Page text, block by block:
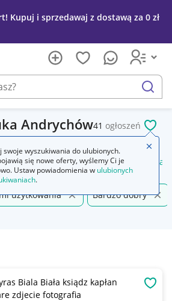
Kupuj i sprzedawaj z dostawą za 0 zł
szukaj
Andrychów41 ogłoszeń
ścienna język polski 1 sztuka
użytkowania Bardzo dobry
Biala Biała ksiądz kapłan
zdjecie fotografia
swoje wyszukiwania do ulubionych.
się nowe oferty, wyślemy Ci je
Ustaw powiadomienia w ulubionych
.